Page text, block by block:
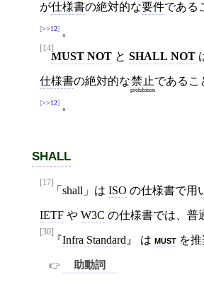
が仕様書の絶対的な要件である
>>12 。
[14]
MUST NOT と SHALL NOT
仕様書の絶対的な禁止
prohibition
であるこ
>>12 。
shall
[17]
「shall」は ISO の仕様書で用
IETF や W3C の仕様書では、普
[30]
Infra Standard は must を推
助動詞